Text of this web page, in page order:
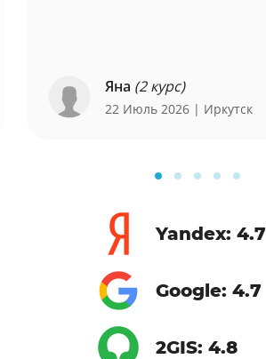
Яна (2 курс)
22 Июль 2026 | Иркутск
Yandex: 4.7
Google: 4.7
2GIS: 4.8